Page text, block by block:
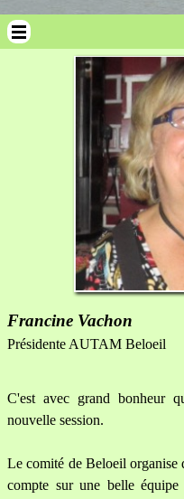
Sauter le menu
Francine Vachon
Présidente AUTAM Beloeil
C'est avec grand bonheur
nouvelle session.
Le comité de Beloeil organise
compte sur une belle